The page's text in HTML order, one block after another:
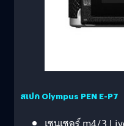
สเปก Olympus PEN E-P7